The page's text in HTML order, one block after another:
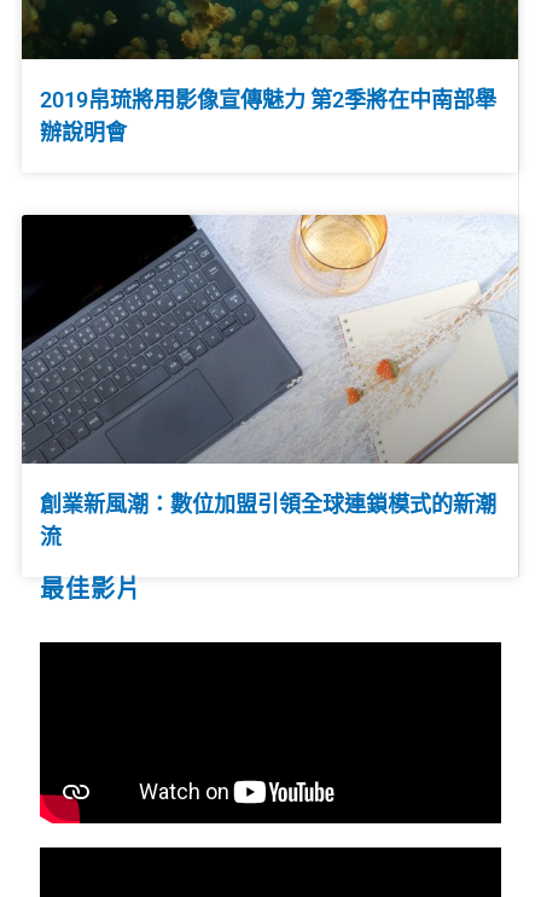
2019帛琉將用影像宣傳魅力 第2季將在中南部舉
辦說明會
創業新風潮：數位加盟引領全球連鎖模式的新潮
流
最佳影片